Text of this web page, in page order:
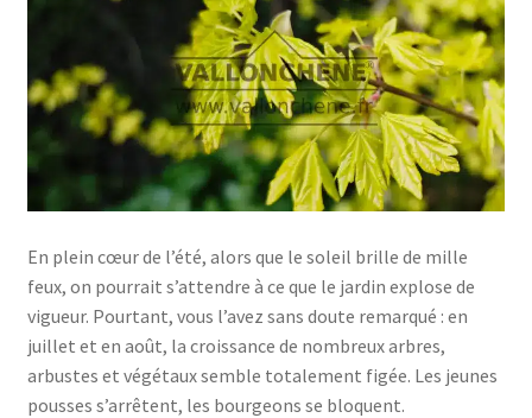
En plein cœur de l’été, alors que le soleil brille de mille
feux, on pourrait s’attendre à ce que le jardin explose de
vigueur. Pourtant, vous l’avez sans doute remarqué : en
juillet et en août, la croissance de nombreux arbres,
arbustes et végétaux semble totalement figée. Les jeunes
pousses s’arrêtent, les bourgeons se bloquent.